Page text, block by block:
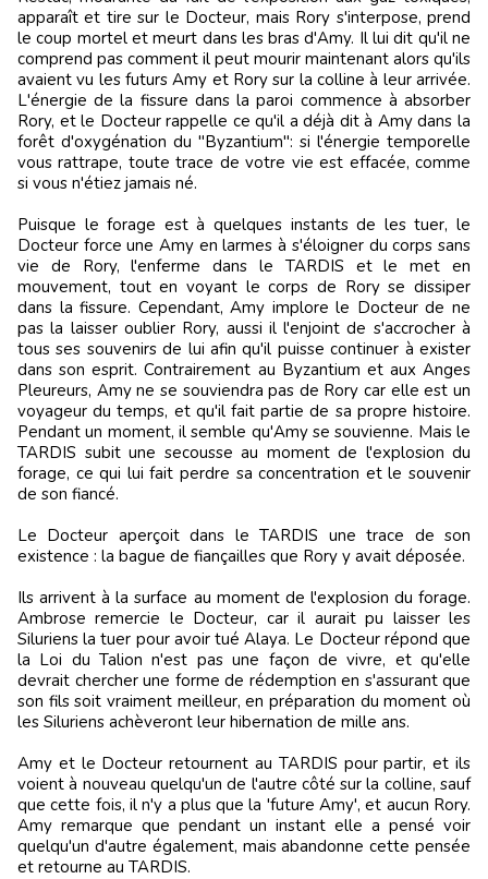
apparaît et tire sur le Docteur, mais Rory s'interpose, prend
le coup mortel et meurt dans les bras d'Amy. Il lui dit qu'il ne
comprend pas comment il peut mourir maintenant alors qu'ils
avaient vu les futurs Amy et Rory sur la colline à leur arrivée.
L'énergie de la fissure dans la paroi commence à absorber
Rory, et le Docteur rappelle ce qu'il a déjà dit à Amy dans la
forêt d'oxygénation du "Byzantium": si l'énergie temporelle
vous rattrape, toute trace de votre vie est effacée, comme
si vous n'étiez jamais né.
Puisque le forage est à quelques instants de les tuer, le
Docteur force une Amy en larmes à s'éloigner du corps sans
vie de Rory, l'enferme dans le TARDIS et le met en
mouvement, tout en voyant le corps de Rory se dissiper
dans la fissure. Cependant, Amy implore le Docteur de ne
pas la laisser oublier Rory, aussi il l'enjoint de s'accrocher à
tous ses souvenirs de lui afin qu'il puisse continuer à exister
dans son esprit. Contrairement au Byzantium et aux Anges
Pleureurs, Amy ne se souviendra pas de Rory car elle est un
voyageur du temps, et qu'il fait partie de sa propre histoire.
Pendant un moment, il semble qu'Amy se souvienne. Mais le
TARDIS subit une secousse au moment de l'explosion du
forage, ce qui lui fait perdre sa concentration et le souvenir
de son fiancé.
Le Docteur aperçoit dans le TARDIS une trace de son
existence : la bague de fiançailles que Rory y avait déposée.
Ils arrivent à la surface au moment de l'explosion du forage.
Ambrose remercie le Docteur, car il aurait pu laisser les
Siluriens la tuer pour avoir tué Alaya. Le Docteur répond que
la Loi du Talion n'est pas une façon de vivre, et qu'elle
devrait chercher une forme de rédemption en s'assurant que
son fils soit vraiment meilleur, en préparation du moment où
les Siluriens achèveront leur hibernation de mille ans.
Amy et le Docteur retournent au TARDIS pour partir, et ils
voient à nouveau quelqu'un de l'autre côté sur la colline, sauf
que cette fois, il n'y a plus que la 'future Amy', et aucun Rory.
Amy remarque que pendant un instant elle a pensé voir
quelqu'un d'autre également, mais abandonne cette pensée
et retourne au TARDIS.